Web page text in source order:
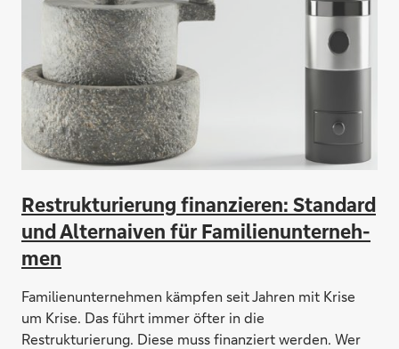
Re­struk­tu­rie­rung fi­nan­zieren: Stan­dard
und Alter­na­iven für Fa­mi­lien­unter­neh­
men
Familienunternehmen kämpfen seit Jahren mit Krise
um Krise. Das führt immer öfter in die
Restrukturierung. Diese muss finanziert werden. Wer